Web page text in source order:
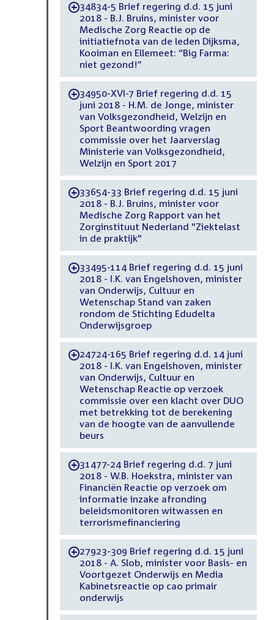
-34834-5 Brief regering d.d. 15 juni
2018 - B.J. Bruins, minister voor
Medische Zorg Reactie op de
initiatiefnota van de leden Dijksma,
Kooiman en Ellemeet: “Big Farma:
niet gezond!”
-34950-XVI-7 Brief regering d.d. 15
juni 2018 - H.M. de Jonge, minister
van Volksgezondheid, Welzijn en
Sport Beantwoording vragen
commissie over het Jaarverslag
Ministerie van Volksgezondheid,
Welzijn en Sport 2017
-33654-33 Brief regering d.d. 15 juni
2018 - B.J. Bruins, minister voor
Medische Zorg Rapport van het
Zorginstituut Nederland "Ziektelast
in de praktijk"
-33495-114 Brief regering d.d. 15 juni
2018 - I.K. van Engelshoven, minister
van Onderwijs, Cultuur en
Wetenschap Stand van zaken
rondom de Stichting Edudelta
Onderwijsgroep
-24724-165 Brief regering d.d. 14 juni
2018 - I.K. van Engelshoven, minister
van Onderwijs, Cultuur en
Wetenschap Reactie op verzoek
commissie over een klacht over DUO
met betrekking tot de berekening
van de hoogte van de aanvullende
beurs
-31477-24 Brief regering d.d. 7 juni
2018 - W.B. Hoekstra, minister van
Financiën Reactie op verzoek om
informatie inzake afronding
beleidsmonitoren witwassen en
terrorismefinanciering
-27923-309 Brief regering d.d. 15 juni
2018 - A. Slob, minister voor Basis- en
Voortgezet Onderwijs en Media
Kabinetsreactie op cao primair
onderwijs